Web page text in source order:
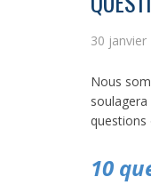
30 janvier
Nous
questions
10